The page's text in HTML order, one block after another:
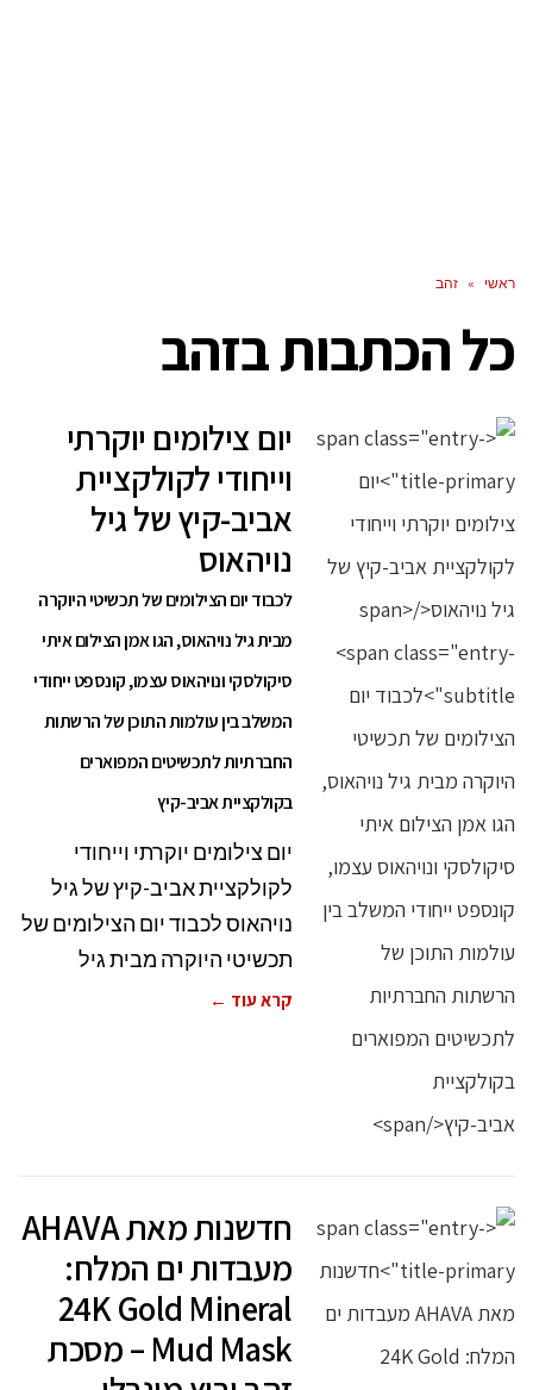
ראשי » זהב
כל הכתבות בזהב
יום צילומים יוקרתי
וייחודי לקולקציית
אביב-קיץ של גיל
נויהאוס
לכבוד יום הצילומים של תכשיטי היוקרה
מבית גיל נויהאוס, הגו אמן הצילום איתי
סיקולסקי ונויהאוס עצמו, קונספט ייחודי
המשלב בין עולמות התוכן של הרשתות
החברתיות לתכשיטים המפוארים
בקולקציית אביב-קיץ
יום צילומים יוקרתי וייחודי
לקולקציית אביב-קיץ של גיל
נויהאוס לכבוד יום הצילומים של
תכשיטי היוקרה מבית גיל
קרא עוד ←
חדשנות מאת AHAVA
מעבדות ים המלח:
24K Gold Mineral
Mud Mask – מסכת